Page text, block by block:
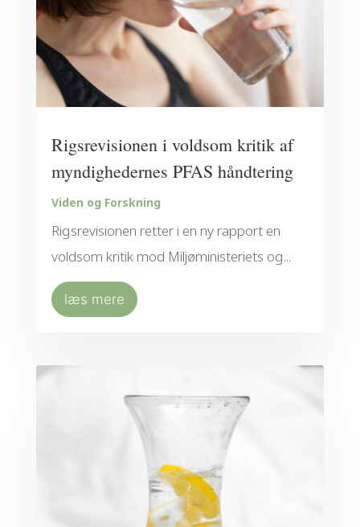
Rigsrevisionen i voldsom kritik af
myndighedernes PFAS håndtering
Viden og Forskning
Rigsrevisionen retter i en ny rapport en
voldsom kritik mod Miljøministeriets og...
læs mere